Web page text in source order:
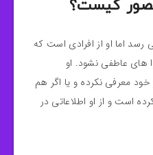
کیست؟
اما او از افرادی است که
های عاطفی نشود. او
معرفی نکرده و یا اگر هم
است و از او اطلاعاتی در